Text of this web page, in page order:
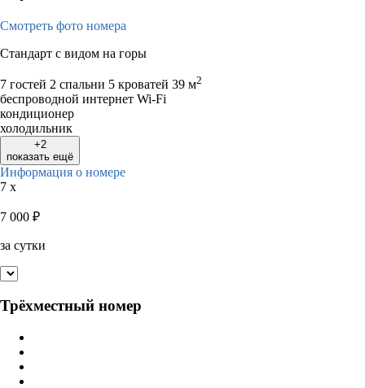
Смотреть фото номера
Стандарт с видом на горы
7 гостей 2 спальни 5 кроватей 39 м2
беспроводной интернет Wi-Fi
кондиционер
холодильник
+2
показать ещё
Информация о номере
7 x
7 000 ₽
за сутки
Трёхместный номер